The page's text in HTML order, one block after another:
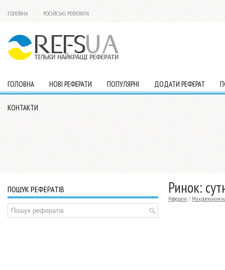
ГОЛОВНА РОСІЙСЬКІ РЕФЕРАТИ
ГОЛОВНА НОВІ РЕФЕРАТИ ПОПУЛЯРНІ ДОДАТИ РЕФЕРАТ
КОНТАКТИ
Ринок:
Реферати /
ПОШУК РЕФЕРАТІВ